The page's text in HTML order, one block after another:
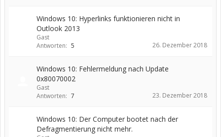
Windows 10: Hyperlinks funktionieren nicht in
Outlook 2013
Gast
Antworten: 5 26. Dezember 2018
Windows 10: Fehlermeldung nach Update
0x80070002
Gast
Antworten: 7 23. Dezember 2018
Windows 10: Der Computer bootet nach der
Defragmentierung nicht mehr.